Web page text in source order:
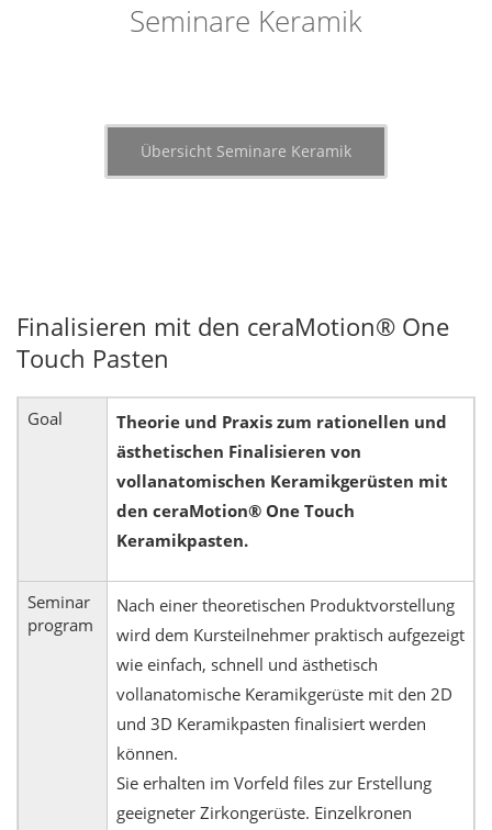
Seminare Keramik
Übersicht Seminare Keramik
Finalisieren mit den ceraMotion® One
Touch Pasten
Goal
Theorie und Praxis zum rationellen und
ästhetischen Finalisieren von
vollanatomischen Keramikgerüsten mit
den ceraMotion® One Touch
Keramikpasten.
Seminar
program
Nach einer theoretischen Produktvorstellung
wird dem Kursteilnehmer praktisch aufgezeigt
wie einfach, schnell und ästhetisch
vollanatomische Keramikgerüste mit den 2D
und 3D Keramikpasten finalisiert werden
können.
Sie erhalten im Vorfeld files zur Erstellung
geeigneter Zirkongerüste. Einzelkronen